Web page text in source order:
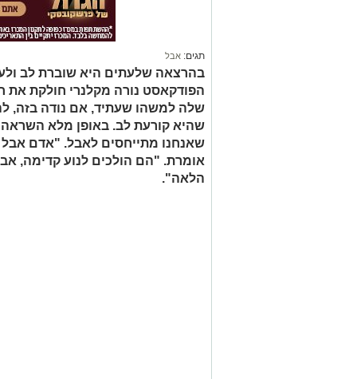
תגים: אבל
בהרצאה שלעתים היא שוברת לב
הפודקאסט נורה מקלנרי חולקת
שלה למשהו שעתיד, אם נודה בזה,
שהיא קורעת לב. באופן מלא
שאנחנו מתייחסים לאבל. "אדם אבל
אומרת. "הם הולכים לנוע קדימה,
הלאה".